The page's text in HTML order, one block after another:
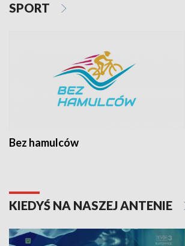
SPORT
Bez hamulców
KIEDYŚ NA NASZEJ ANTENIE